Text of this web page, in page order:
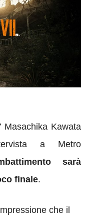
Kawata
a Metro
sarà
finale.
che il